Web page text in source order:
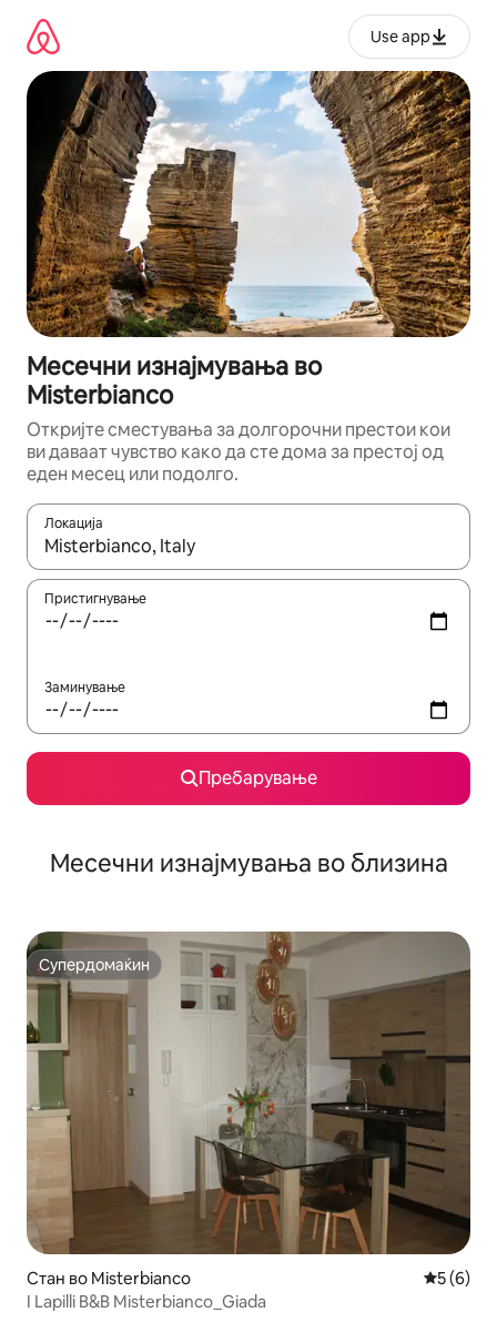
содржина
Use app
Месечни изнајмувања во
Misterbianco
Откријте сместувања за долгорочни престои кои
ви даваат чувство како да сте дома за престој од
еден месец или подолго.
Локација
Кога резултатите се достапни, движете се со копчињата
Пристигнување
Заминување
Пребарување
Месечни изнајмувања во близина
Супердомаќин
Супердомаќин
Стан во Misterbianco
5 (6)
I Lapilli B&B Misterbianco_Giada